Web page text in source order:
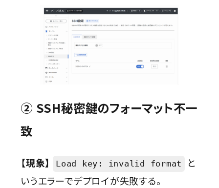
② SSH秘密鍵のフォーマット不一
致
【現象】 Load key: invalid format
と
いうエラーでデプロイが失敗する。